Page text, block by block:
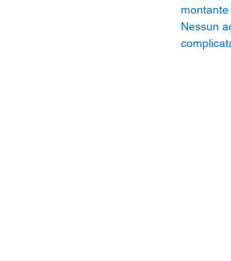
montante
Nessun